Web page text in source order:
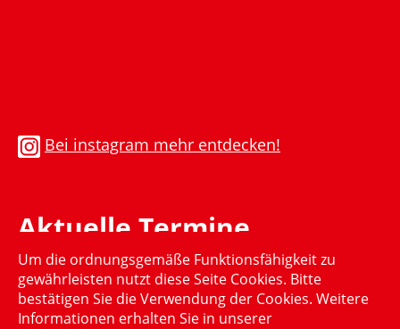
Bei instagram mehr entdecken!
Aktuelle Termine
Momentan gibt es keinen aktuellen Termin
Um die ordnungsgemäße Funktionsfähigkeit zu
gewährleisten nutzt diese Seite Cookies. Bitte
bestätigen Sie die Verwendung der Cookies. Weitere
Informationen erhalten Sie in unserer